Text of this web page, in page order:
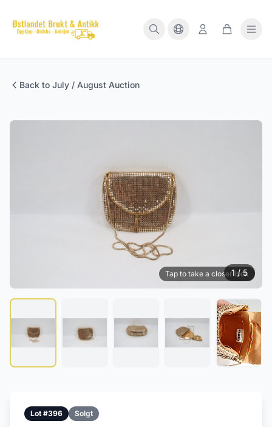
Back to July / August Auction
Tap to take a closer look
1 / 5
Lot #396 Solgt